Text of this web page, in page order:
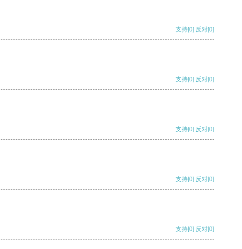
支持[0] 反对[0]
支持[0] 反对[0]
支持[0] 反对[0]
支持[0] 反对[0]
支持[0] 反对[0]